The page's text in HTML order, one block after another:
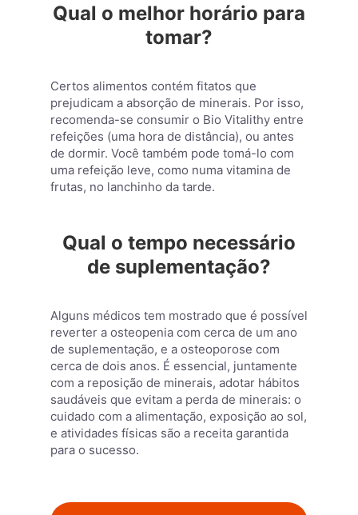
Qual o melhor horário para
tomar?
Certos alimentos contém fitatos que
prejudicam a absorção de minerais. Por isso,
recomenda-se consumir o Bio Vitalithy entre
refeições (uma hora de distância), ou antes
de dormir. Você também pode tomá-lo com
uma refeição leve, como numa vitamina de
frutas, no lanchinho da tarde.
Qual o tempo necessário
de suplementação?
Alguns médicos tem mostrado que é possível
reverter a osteopenia com cerca de um ano
de suplementação, e a osteoporose com
cerca de dois anos. É essencial, juntamente
com a reposição de minerais, adotar hábitos
saudáveis que evitam a perda de minerais: o
cuidado com a alimentação, exposição ao sol,
e atividades físicas são a receita garantida
para o sucesso.